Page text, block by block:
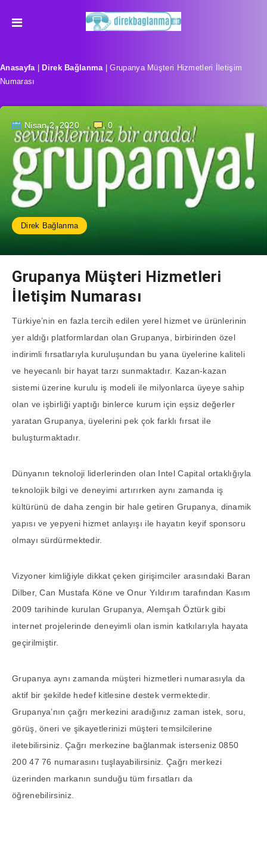
Anasayfa| Direk Bağlanma|Grupanya Müşteri Hizmetleri İletişim
Numarası
Nisan 2, 2020 0
Direk Bağlanma
Grupanya Müşteri Hizmetleri
İletişim Numarası
Türkiye’nin en fazla tercih edilen yerel hizmet ve ürünlerinin
yer aldığı platformlardan olan Grupanya, birbirinden özel
indirimli fırsatlarıyla kuruluşundan bu yana üyelerine kaliteli
ve heyecanlı bir hayat tarzı sunmaktadır. Kazan-kazan
sistemi üzerine kurulu iş modeli ile milyonlarca üyeye sahip
olan ve işbirliği yaptığı binlerce kurum için eşsiz değerler
yaratan Grupanya, üyelerini pek çok farklı fırsat ile
buluşturmaktadır.
Dünyanın teknoloji liderlerinden olan Intel Capital ortaklığıyla
teknolojik bilgi ve deneyimi artırırken aynı zamanda iş
kültürünü de daha zengin bir hale getiren Grupanya, dinamik
yapısı ve yepyeni hizmet anlayışı ile hayatın keyif sponsoru
olmayı sürdürmektedir.
Vizyoner kimliğiyle dikkat çeken girişimciler arasındaki Baran
Dilber, Can Mustafa Köne ve Onur Yıldırım tarafından Kasım
2009 tarihinde kurulan Grupanya, Alemşah Öztürk gibi
internet projelerinde deneyimli olan ismin katkılarıyla hayata
geçirilmiştir.
Grupanya aynı zamanda müşteri hizmetleri numarasıyla da
aktif bir şekilde hedef kitlesine destek vermektedir.
Grupanya’nın çağrı merkezini aradığınız zaman istek, soru,
görüş, öneri ve şikayetlerinizi müşteri temsilcilerine
iletebilirsiniz. Çağrı merkezine bağlanmak isterseniz 0850
200 47 76 numarasını tuşlayabilirsiniz. Çağrı merkezi
üzerinden markanın sunduğu tüm fırsatları da
öğrenebilirsiniz.